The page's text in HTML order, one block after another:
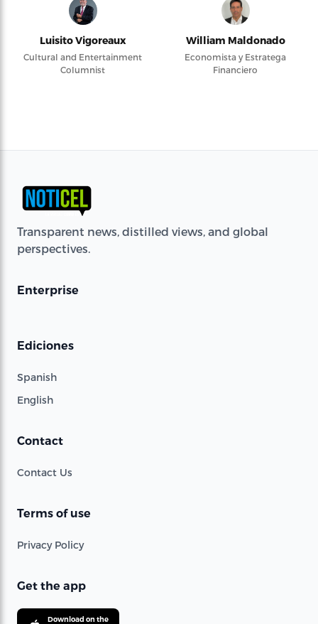
Luisito Vigoreaux
Cultural and Entertainment
Columnist
William Maldonado
Economista y Estratega
Financiero
Transparent news, distilled views, and global
perspectives.
Enterprise
Ediciones
Spanish
English
Contact
Contact Us
Terms of use
Privacy Policy
Get the app
Download on the